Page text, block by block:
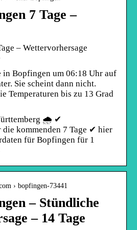
7 Tage –
– Wettervorhersage
in Bopfingen um 06:18 Uhr auf
Sie scheint dann nicht.
Temperaturen bis zu 13 Grad
🌧️ ✔
kommenden 7 Tage ✔ hier
für Bopfingen für 1
› bopfingen-73441
– Stündliche
– 14 Tage